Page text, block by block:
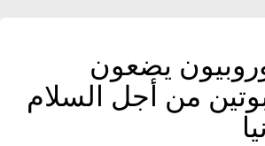
يضعون
من أجل السلام